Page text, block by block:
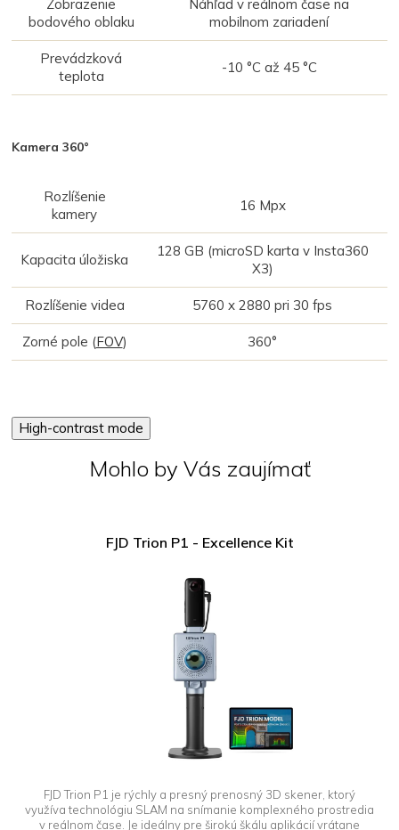
Zobrazenie
bodového oblaku
Náhľad v reálnom čase na
mobilnom zariadení
Prevádzková
teplota
-10 °C až 45 °C
Kamera 360°
Rozlíšenie
kamery
16 Mpx
Kapacita úložiska
128 GB (microSD karta v Insta360
X3)
Rozlíšenie videa 5760 x 2880 pri 30 fps
Zorné pole (FOV) 360°
High-contrast mode
Mohlo by Vás zaujímať
FJD Trion P1 - Excellence Kit
FJD Trion P1 je rýchly a presný prenosný 3D skener, ktorý
využíva technológiu SLAM na snímanie komplexného prostredia
v reálnom čase. Je ideálny pre širokú škálu aplikácií vrátane